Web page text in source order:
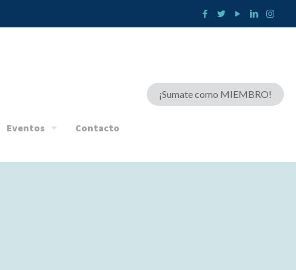
Eventos Contacto
¡Sumate como MIEMBRO!